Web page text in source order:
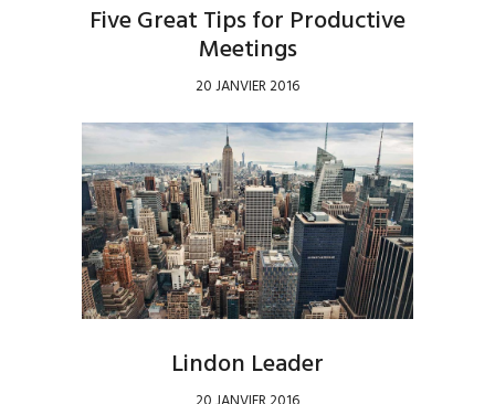
Five Great Tips for Productive
Meetings
20 JANVIER 2016
Lindon Leader